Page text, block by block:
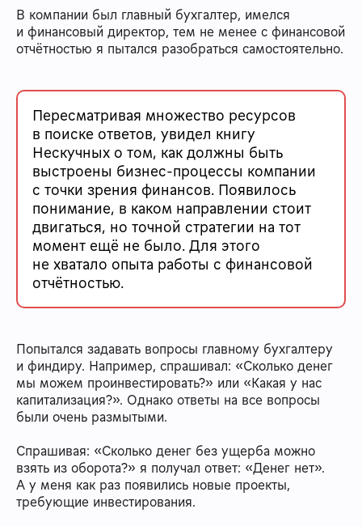
В компании был главный бухгалтер, имелся
и финансовый директор, тем не менее с финансовой
отчётностью я пытался разобраться самостоятельно.
Пересматривая множество ресурсов
в поиске ответов, увидел книгу
Нескучных о том, как должны быть
выстроены бизнес-процессы компании
с точки зрения финансов. Появилось
понимание, в каком направлении стоит
двигаться, но точной стратегии на тот
момент ещё не было. Для этого
не хватало опыта работы с финансовой
отчётностью.
Попытался задавать вопросы главному бухгалтеру
и финдиру. Например, спрашивал: «Сколько денег
мы можем проинвестировать?» или «Какая у нас
капитализация?». Однако ответы на все вопросы
были очень размытыми.
Спрашивая: «Сколько денег без ущерба можно
взять из оборота?» я получал ответ: «Денег нет».
А у меня как раз появились новые проекты,
требующие инвестирования.